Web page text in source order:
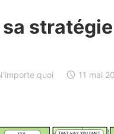
quoi
11 mai